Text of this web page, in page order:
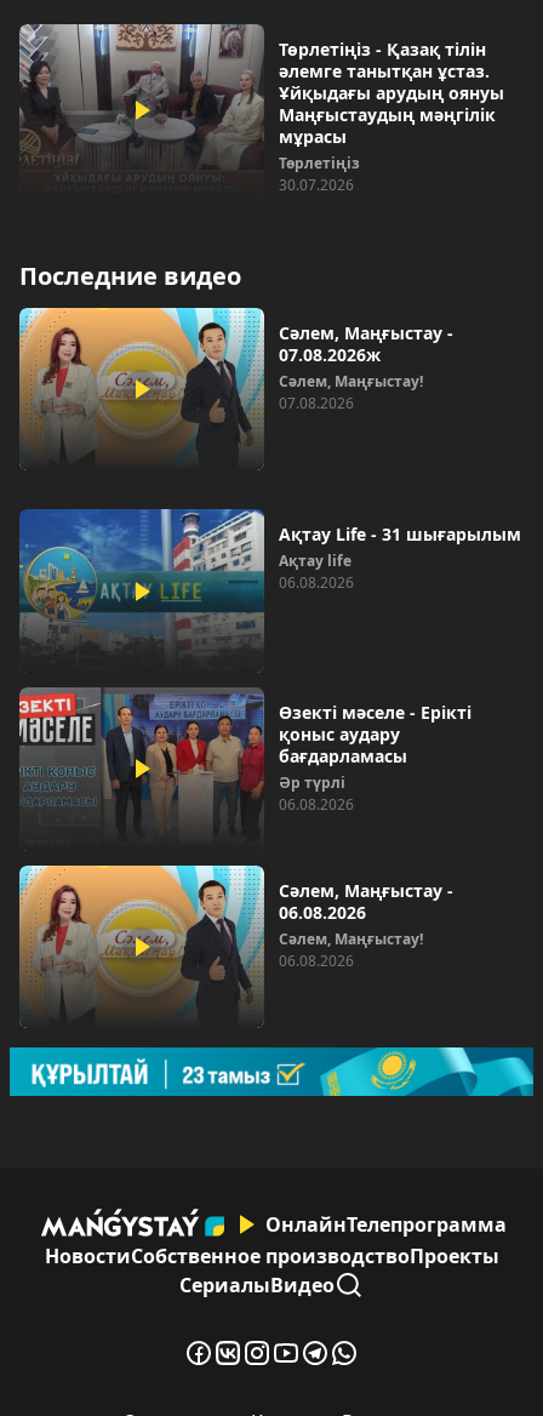
Төрлетіңіз - Қазақ тілін
әлемге танытқан ұстаз.
Ұйқыдағы арудың оянуы
Маңғыстаудың мәңгілік
мұрасы
Төрлетіңіз
30.07.2026
Последние видео
Сәлем, Маңғыстау -
07.08.2026ж
Сәлем, Маңғыстау!
07.08.2026
Ақтау Life - 31 шығарылым
Ақтау life
06.08.2026
Өзекті мәселе - Ерікті
қоныс аудару
бағдарламасы
Әр түрлі
06.08.2026
Сәлем, Маңғыстау -
06.08.2026
Сәлем, Маңғыстау!
06.08.2026
ОнлайнТелепрограмма
НовостиСобственное производствоПроекты
СериалыВидео